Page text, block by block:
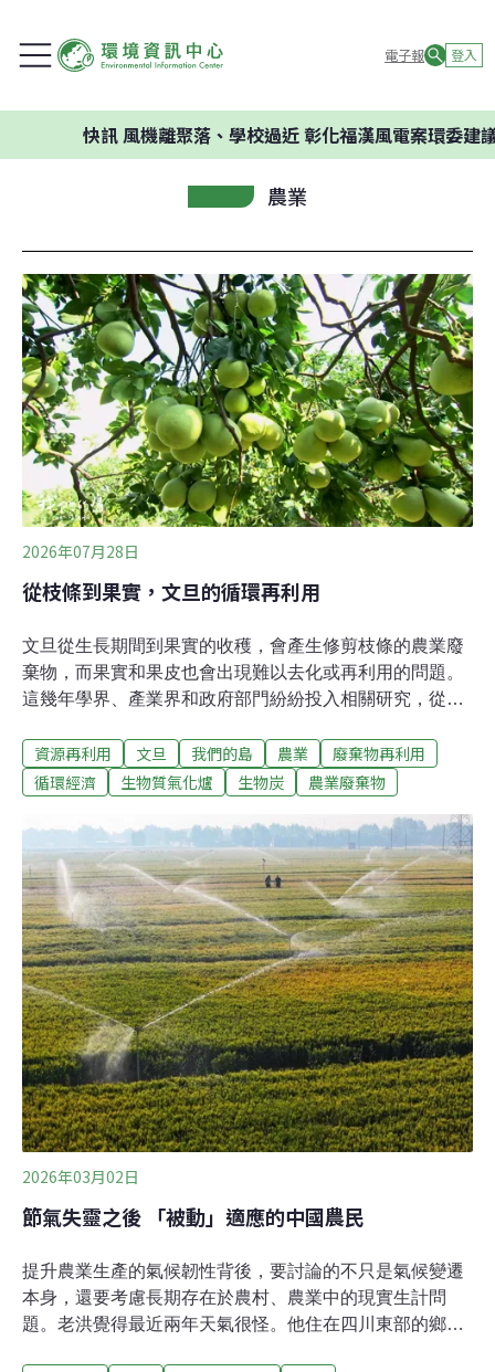
電子報 登入
風機離聚落、學校過近 彰化福漢風電案環委建議不應開發
農業
2026年07月28日
從枝條到果實，文旦的循環再利用
文旦從生長期間到果實的收穫，會產生修剪枝條的農業廢
棄物，而果實和果皮也會出現難以去化或再利用的問題。
這幾年學界、產業界和政府部門紛紛投入相關研究，從廢
決文旦農業廢棄物的問題。文旦枝條 就地粉碎循環再利用
全國文旦種植面積將近4000公頃，文旦樹生長期間都要修
部台南區農業改良場的評估，文旦果園大約每公頃會產生
6到21公噸左右的枝條廢棄物。過去農民大多採取就地堆
置或掩埋，甚至焚燒作為去化方式，不但要花費相當長的
腐化時間，耗費人力和成本，也會造成空氣污染。為了讓
文旦廢棄物達到循環再利用，台南區農業改良場輔導農民
利用乘坐式割草機，將直徑約2公分以下的葉片和枝條，
直接在園區就地粉碎。作物改良科果樹研究室副研究員張
汶肇表示，1週內就可以乾枯萎凋，大約3到4個月完成腐
化、分解，再經過二次粉碎處理，可以更均一
資源再利用 文旦 我們的島 農業
廢棄物再利用
循環經濟
生物質氣化爐 生物炭 農業廢棄物
2026年03月02日
節氣失靈之後 「被動」適應的中國農民
提升農業生產的氣候韌性背後，要討論的不只是氣候變遷
本身，還要考慮長期存在於農村、農業中的現實生計問
題。老洪覺得最近兩年天氣很怪。他住在四川東部的鄉村